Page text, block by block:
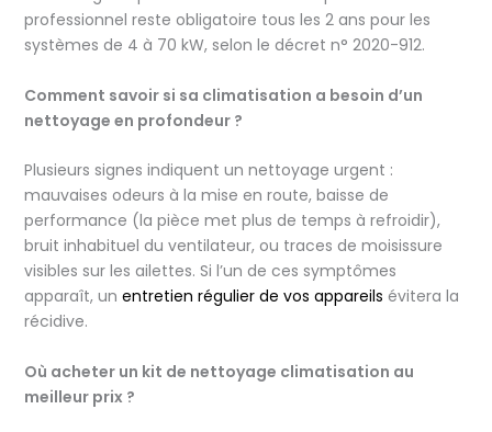
professionnel reste obligatoire tous les 2 ans pour les
systèmes de 4 à 70 kW, selon le décret n° 2020-912.
Comment savoir si sa climatisation a besoin d’un
nettoyage en profondeur ?
Plusieurs signes indiquent un nettoyage urgent :
mauvaises odeurs à la mise en route, baisse de
performance (la pièce met plus de temps à refroidir),
bruit inhabituel du ventilateur, ou traces de moisissure
visibles sur les ailettes. Si l’un de ces symptômes
apparaît, un entretien régulier de vos appareils évitera la
récidive.
Où acheter un kit de nettoyage climatisation au
meilleur prix ?